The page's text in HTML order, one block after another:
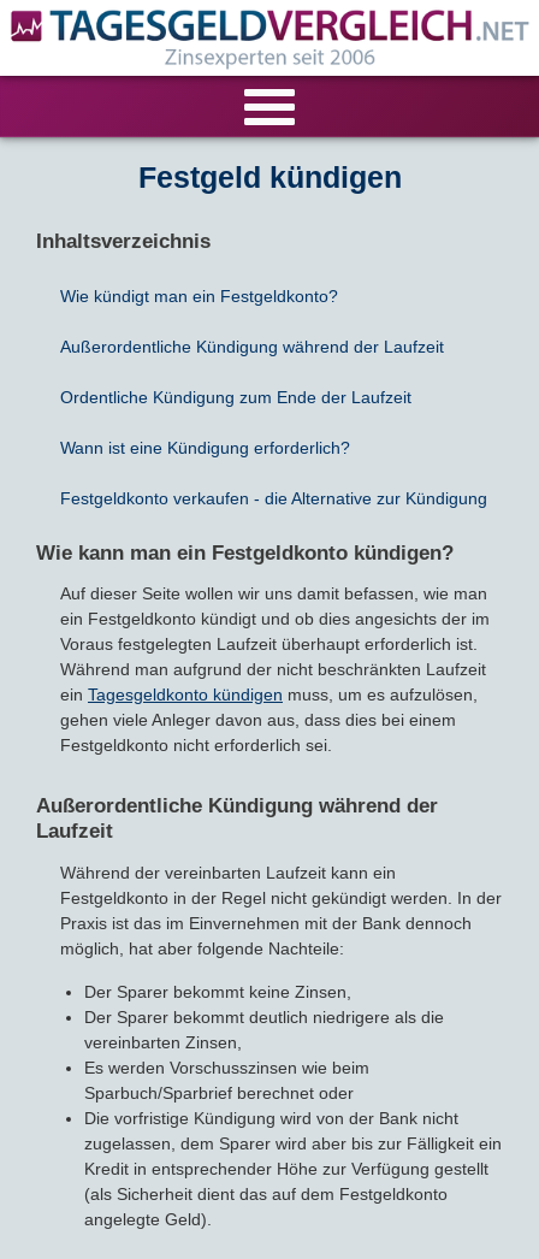
VERGLEICHE
Festgeld-Vergleich
Zinsvergleich
Tagesgeld mit Zinsgarantie
Tagesgeldrechner
Festgeldrechner
LIVE-TESTS
Tagesgeld-Test
Festgeld-Test
FIRMENANGEBOTE
Firmentagesgeld
ANLAGEALTERNATIVEN
Sparbriefe
Kombigeld
Sparplan
Depotwechsel
Fremdwährungskonto
Crowdinvesting
P2P-Kredite
Bausparvertrag
Downloads
Lexikon
Veröffentlichungen
Statistiken
ALLGEMEINES
Über uns
Festgeld kündigen
Inhaltsverzeichnis
Wie kündigt man ein Festgeldkonto?
Außerordentliche Kündigung während der Laufzeit
Ordentliche Kündigung zum Ende der Laufzeit
Wann ist eine Kündigung erforderlich?
Festgeldkonto verkaufen - die Alternative zur Kündigung
Wie kann man ein Festgeldkonto kündigen?
Auf dieser Seite wollen wir uns damit befassen, wie man
ein Festgeldkonto kündigt und ob dies angesichts der im
Voraus festgelegten Laufzeit überhaupt erforderlich ist.
Während man aufgrund der nicht beschränkten Laufzeit
ein Tagesgeldkonto kündigen muss, um es aufzulösen,
gehen viele Anleger davon aus, dass dies bei einem
Festgeldkonto nicht erforderlich sei.
Außerordentliche Kündigung während der
Laufzeit
Während der vereinbarten Laufzeit kann ein
Festgeldkonto in der Regel nicht gekündigt werden. In der
Praxis ist das im Einvernehmen mit der Bank dennoch
möglich, hat aber folgende Nachteile:
Der Sparer bekommt keine Zinsen,
Der Sparer bekommt deutlich niedrigere als die
vereinbarten Zinsen,
Es werden Vorschusszinsen wie beim
Sparbuch/Sparbrief berechnet oder
Die vorfristige Kündigung wird von der Bank nicht
zugelassen, dem Sparer wird aber bis zur Fälligkeit ein
Kredit in entsprechender Höhe zur Verfügung gestellt
(als Sicherheit dient das auf dem Festgeldkonto
angelegte Geld).